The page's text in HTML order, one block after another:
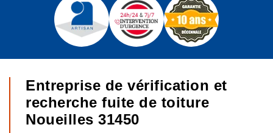
Entreprise de vérification et
recherche fuite de toiture
Noueilles 31450